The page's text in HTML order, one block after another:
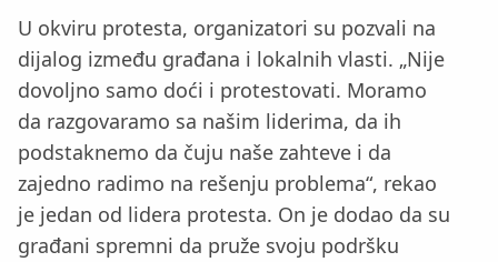
U okviru protesta, organizatori su pozvali na
dijalog između građana i lokalnih vlasti. „Nije
dovoljno samo doći i protestovati. Moramo
da razgovaramo sa našim liderima, da ih
podstaknemo da čuju naše zahteve i da
zajedno radimo na rešenju problema“, rekao
je jedan od lidera protesta. On je dodao da su
građani spremni da pruže svoju podršku